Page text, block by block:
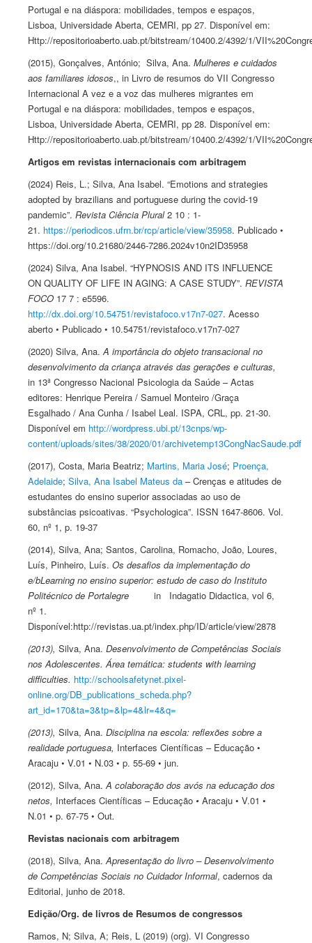
Portugal e na diáspora: mobilidades, tempos e espaços,
Lisboa, Universidade Aberta, CEMRI, pp 27. Disponível em:
Http://repositorioaberto.uab.pt/bitstream/10400.2/4392/1/
(2015), Gonçalves, António; Silva, Ana.Mulheres e cuidados
aos familiares idosos,, in Livro de resumos do VII Congresso
Internacional A vez e a voz das mulheres migrantes em
Portugal e na diáspora: mobilidades, tempos e espaços,
Lisboa, Universidade Aberta, CEMRI, pp 28. Disponível em:
Http://repositorioaberto.uab.pt/bitstream/10400.2/4392/1/
Artigos em revistas internacionais com arbitragem
(2024) Reis, L.; Silva, Ana Isabel. “Emotions and strategies
adopted by brazilians and portuguese during the covid-19
pandemic”.Revista Ciência Plural2 10 : 1-
21. https://periodicos.ufrn.br/rcp/article/view/35958. Publicado •
https://doi.org/10.21680/2446-7286.2024v10n2ID35958
(2024) Silva, Ana Isabel. “HYPNOSIS AND ITS INFLUENCE
ON QUALITY OF LIFE IN AGING: A CASE STUDY”.REVISTA
FOCO 17 7 : e5596.
http://dx.doi.org/10.54751/revistafoco.v17n7-027. Acesso
aberto • Publicado • 10.54751/revistafoco.v17n7-027
(2020) Silva, Ana.A importância do objeto transacional no
desenvolvimento da criança através das gerações e culturas,
in 13ª Congresso Nacional Psicologia da Saúde – Actas
editores: Henrique Pereira / Samuel Monteiro /Graça
Esgalhado / Ana Cunha / Isabel Leal. ISPA, CRL, pp. 21-30.
Disponível em http://wordpress.ubi.pt/13cnps/wp-
content/uploads/sites/38/2020/01/archivetemp13CongNacSaude.pdf
(2017), Costa, Maria Beatriz; Martins, Maria José; Proença,
Adelaide;Silva, Ana Isabel Mateus da – Crenças e atitudes de
estudantes do ensino superior associadas ao uso de
substâncias psicoativas. “Psychologica”. ISSN 1647-8606. Vol.
60, nº 1, p. 19-37
(2014), Silva, Ana; Santos, Carolina, Romacho, João, Loures,
Luís, Pinheiro, Luís.Os desafios da implementação do
e/bLearning no ensino superior: estudo de caso do Instituto
Politécnico de Portalegrein Indagatio Didactica, vol 6,
nº 1.
Disponível:http://revistas.ua.pt/index.php/ID/article/view/2878
(2013),Silva, Ana. Desenvolvimento de Competências Sociais
nos Adolescentes.Área temática: students with learning
difficulties. http://schoolsafetynet.pixel-
online.org/DB_publications_scheda.php?
art_id=170&ta=3&tp=&lp=4&lr=4&q=
(2013),Silva, Ana. Disciplina na escola: reflexões sobre a
realidade portuguesa, Interfaces Científicas – Educação •
Aracaju • V.01 • N.03 • p. 55-69 • jun.
(2012), Silva, Ana. A colaboração dos avós na educação dos
netos, Interfaces Científicas – Educação •Aracaju • V.01 •
N.01 • p. 67-75 • Out.
Revistas nacionais com arbitragem
(2018), Silva, Ana.Apresentação do livro – Desenvolvimento
de Competências Sociais no Cuidador Informal, cadernos da
Editorial, junho de 2018.
Edição/Org. de livros de Resumos de congressos
Ramos, N; Silva, A; Reis, L (2019) (org). VI Congresso